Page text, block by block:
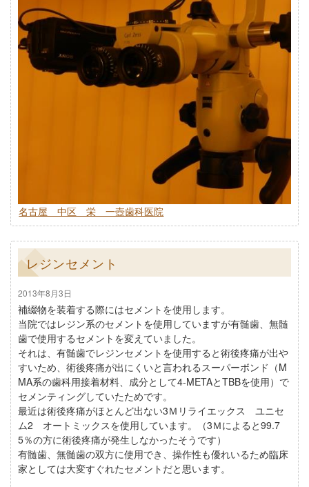
名古屋 中区 栄 一壺歯科医院
レジンセメント
2013年8月3日
補綴物を装着する際にはセメントを使用します。
当院ではレジン系のセメントを使用していますが有髄歯、無髄
歯で使用するセメントを変えていました。
それは、有髄歯でレジンセメントを使用すると術後疼痛が出や
すいため、術後疼痛が出にくいと言われるスーパーボンド（M
MA系の歯科用接着材料、成分として4-METAとTBBを使用）で
セメンティングしていたためです。
最近は術後疼痛がほとんど出ない3Ｍリライエックス ユニセ
ム2 オートミックスを使用しています。（3Ｍによると99.7
5％の方に術後疼痛が発生しなかったそうです）
有髄歯、無髄歯の双方に使用でき、操作性も優れいるため臨床
家としては大変すぐれたセメントだと思います。